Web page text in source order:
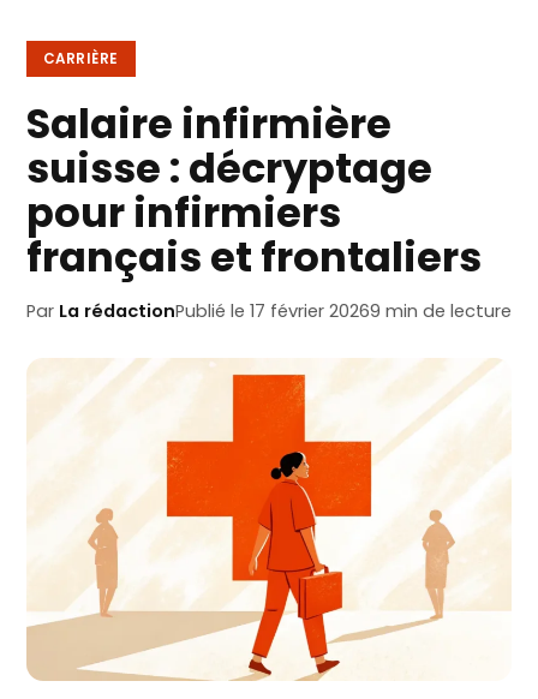
CARRIÈRE
Salaire infirmière
suisse : décryptage
pour infirmiers
français et frontaliers
Par La rédactionPublié le 17 février 20269 min de lecture